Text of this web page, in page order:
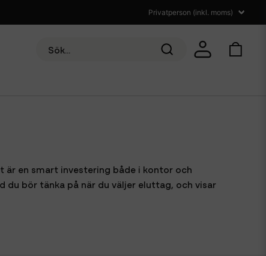
en smart investering både i kontor och
bör tänka på när du väljer eluttag, och visar